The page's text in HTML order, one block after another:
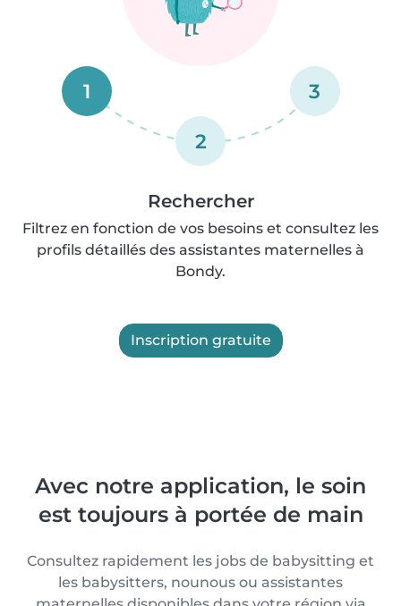
1
2
3
Rechercher
Filtrez en fonction de vos besoins et consultez les
profils détaillés des assistantes maternelles à
Bondy.
Inscription gratuite
Avec notre application, le soin
est toujours à portée de main
Consultez rapidement les jobs de babysitting et
les babysitters, nounous ou assistantes